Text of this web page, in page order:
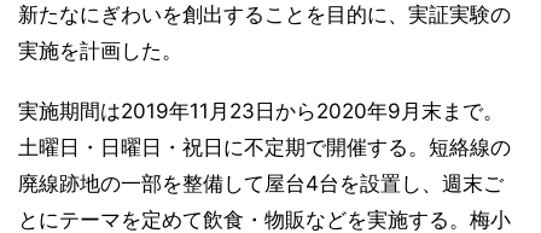
新たなにぎわいを創出することを目的に、実証実験の
実施を計画した。
実施期間は2019年11月23日から2020年9月末まで。
土曜日・日曜日・祝日に不定期で開催する。短絡線の
廃線跡地の一部を整備して屋台4台を設置し、週末ご
とにテーマを定めて飲食・物販などを実施する。梅小